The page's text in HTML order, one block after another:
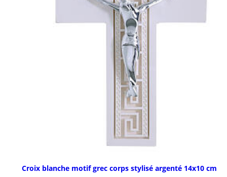
Croix blanche motif grec corps stylisé argenté 14x10 cm